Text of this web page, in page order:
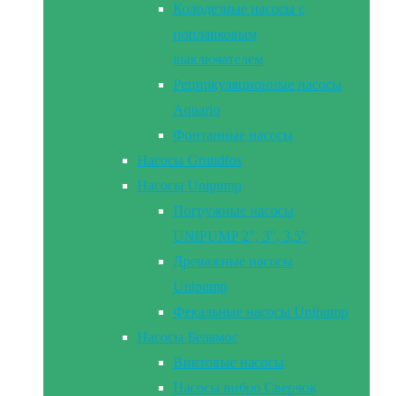
Колодезные насосы с
поплавковым
выключателем
Рециркуляционные насосы
Aquario
Фонтанные насосы
Насосы Grundfos
Насосы Unipump
Погружные насосы
UNIPUMP 2″, 3″, 3,5″
Дренажные насосы
Unipump
Фекальные насосы Unipump
Насосы Беламос
Винтовые насосы
Насосы вибро Сверчок